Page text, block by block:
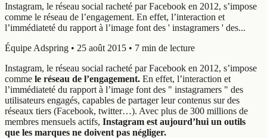
Instagram, le réseau social racheté par Facebook en 2012, s’impose
comme le réseau de l’engagement. En effet, l’interaction et
l’immédiateté du rapport à l’image font des ' instagramers ' des...
Équipe Adspring • 25 août 2015 • 7 min de lecture
Instagram, le réseau social racheté par Facebook en 2012, s’impose
comme le réseau de l’engagement. En effet, l’interaction et
l’immédiateté du rapport à l’image font des " instagramers " des
utilisateurs engagés, capables de partager leur contenus sur des
réseaux tiers (Facebook, twitter…). Avec plus de 300 millions de
membres mensuels actifs, Instagram est aujourd’hui un outils
que les marques ne doivent pas négliger.